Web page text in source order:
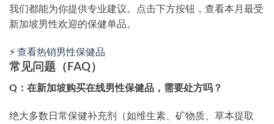
我们都能为你提供专业建议。点击下方按钮，查看本月最受
新加坡男性欢迎的保健单品。
⚡ 查看热销男性保健品
常见问题（FAQ）
Q：在新加坡购买在线男性保健品，需要处方吗？
绝大多数日常保健补充剂（如维生素、矿物质、草本提取